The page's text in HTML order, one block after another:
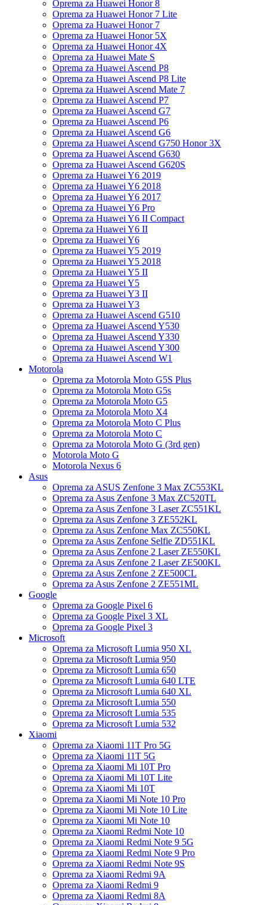
Oprema za Huawei Honor 8
Oprema za Huawei Honor 7 Lite
Oprema za Huawei Honor 7
Oprema za Huawei Honor 5X
Oprema za Huawei Honor 4X
Oprema za Huawei Mate S
Oprema za Huawei Ascend P8
Oprema za Huawei Ascend P8 Lite
Oprema za Huawei Ascend Mate 7
Oprema za Huawei Ascend P7
Oprema za Huawei Ascend G7
Oprema za Huawei Ascend P6
Oprema za Huawei Ascend G6
Oprema za Huawei Ascend G750 Honor 3X
Oprema za Huawei Ascend G630
Oprema za Huawei Ascend G620S
Oprema za Huawei Y6 2019
Oprema za Huawei Y6 2018
Oprema za Huawei Y6 2017
Oprema za Huawei Y6 Pro
Oprema za Huawei Y6 II Compact
Oprema za Huawei Y6 II
Oprema za Huawei Y6
Oprema za Huawei Y5 2019
Oprema za Huawei Y5 2018
Oprema za Huawei Y5 II
Oprema za Huawei Y5
Oprema za Huawei Y3 II
Oprema za Huawei Y3
Oprema za Huawei Ascend G510
Oprema za Huawei Ascend Y530
Oprema za Huawei Ascend Y330
Oprema za Huawei Ascend Y300
Oprema za Huawei Ascend W1
Motorola
Oprema za Motorola Moto G5S Plus
Oprema za Motorola Moto G5s
Oprema za Motorola Moto G5
Oprema za Motorola Moto X4
Oprema za Motorola Moto C Plus
Oprema za Motorola Moto C
Oprema za Motorola Moto G (3rd gen)
Motorola Moto G
Motorola Nexus 6
Asus
Oprema za ASUS Zenfone 3 Max ZC553KL
Oprema za Asus Zenfone 3 Max ZC520TL
Oprema za Asus Zenfone 3 Laser ZC551KL
Oprema za Asus Zenfone 3 ZE552KL
Oprema za Asus Zenfone Max ZC550KL
Oprema za Asus Zenfone Selfie ZD551KL
Oprema za Asus Zenfone 2 Laser ZE550KL
Oprema za Asus Zenfone 2 Laser ZE500KL
Oprema za Asus Zenfone 2 ZE500CL
Oprema za Asus Zenfone 2 ZE551ML
Google
Oprema za Google Pixel 6
Oprema za Google Pixel 3 XL
Oprema za Google Pixel 3
Microsoft
Oprema za Microsoft Lumia 950 XL
Oprema za Microsoft Lumia 950
Oprema za Microsoft Lumia 650
Oprema za Microsoft Lumia 640 LTE
Oprema za Microsoft Lumia 640 XL
Oprema za Microsoft Lumia 550
Oprema za Microsoft Lumia 535
Oprema za Microsoft Lumia 532
Xiaomi
Oprema za Xiaomi 11T Pro 5G
Oprema za Xiaomi 11T 5G
Oprema za Xiaomi Mi 10T Pro
Oprema za Xiaomi Mi 10T Lite
Oprema za Xiaomi Mi 10T
Oprema za Xiaomi Mi Note 10 Pro
Oprema za Xiaomi Mi Note 10 Lite
Oprema za Xiaomi Mi Note 10
Oprema za Xiaomi Redmi Note 10
Oprema za Xiaomi Redmi Note 9 5G
Oprema za Xiaomi Redmi Note 9 Pro
Oprema za Xiaomi Redmi Note 9S
Oprema za Xiaomi Redmi 9A
Oprema za Xiaomi Redmi 9
Oprema za Xiaomi Redmi 8A